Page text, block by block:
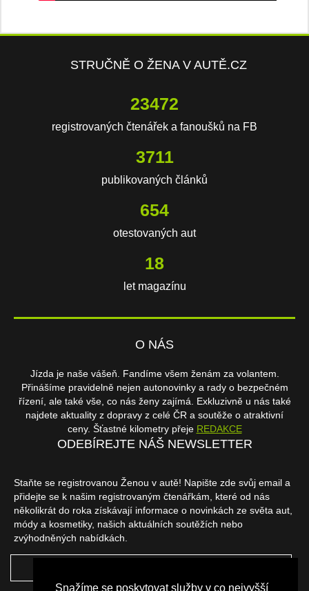
Snažíme se poskytovat služby v co nejvyšší
STRUČNĚ O ŽENA V AUTĚ.CZ
23472
registrovaných čtenářek a fanoušků na FB
3711
publikovaných článků
654
otestovaných aut
18
let magazínu
O NÁS
Jízda je naše vášeň. Fandíme všem ženám za volantem.
Přinášíme pravidelně nejen autonovinky a rady o bezpečném
řízení, ale také vše, co nás ženy zajímá. Exkluzivně u nás také
najdete aktuality z dopravy z celé ČR a soutěže o atraktivní
ceny. Šťastné kilometry přeje REDAKCE
ODEBÍREJTE NÁŠ NEWSLETTER
Staňte se registrovanou Ženou v autě! Napište zde svůj email a
přidejte se k našim registrovaným čtenářkám, které od nás
několikrát do roka získávají informace o novinkách ze světa aut,
módy a kosmetiky, našich aktuálních soutěžích nebo
zvýhodněných nabídkách.